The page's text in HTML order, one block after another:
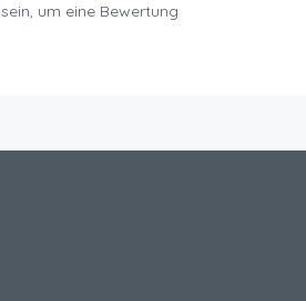
sein, um eine Bewertung